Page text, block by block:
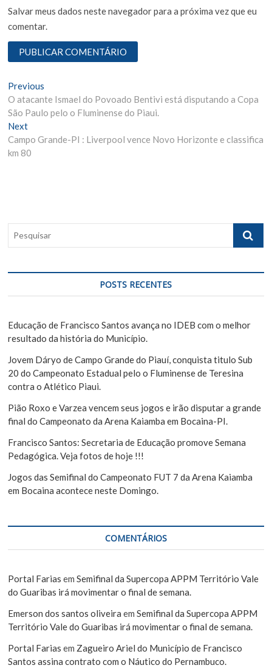
Salvar meus dados neste navegador para a próxima vez que eu
comentar.
N
a
v
e
ã
o
P
o
s
t
Previous
r
e
i
t
:
O atacante Ismael do Povoado Bentivi está disputando a Copa
São Paulo pelo o Fluminense do Piaui.
Next
e
x
:
Campo Grande-PI : Liverpool vence Novo Horizonte e classifica
km 80
q
i
a
POSTS RECENTES
Educação de Francisco Santos avança no IDEB com o melhor
resultado da história do Município.
Jovem Dáryo de Campo Grande do Piauí, conquista titulo Sub
20 do Campeonato Estadual pelo o Fluminense de Teresina
contra o Atlético Piaui.
Pião Roxo e Varzea vencem seus jogos e irão disputar a grande
final do Campeonato da Arena Kaiamba em Bocaina-PI.
Francisco Santos: Secretaria de Educação promove Semana
Pedagógica. Veja fotos de hoje !!!
Jogos das Semifinal do Campeonato FUT 7 da Arena Kaiamba
em Bocaina acontece neste Domingo.
COMENTÁRIOS
Portal Farias emSemifinal da Supercopa APPM Território Vale
do Guaribas irá movimentar o final de semana.
Emerson dos santos oliveira emSemifinal da Supercopa APPM
Território Vale do Guaribas irá movimentar o final de semana.
Portal Farias em Zagueiro Ariel do Município de Francisco
Santos assina contrato com o Náutico do Pernambuco.